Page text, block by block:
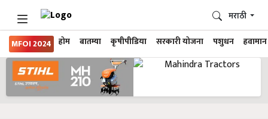
MFOI 2024 होम बातम्या कृषीपीडिया सरकारी योजना पशुधन हवामान
मराठी